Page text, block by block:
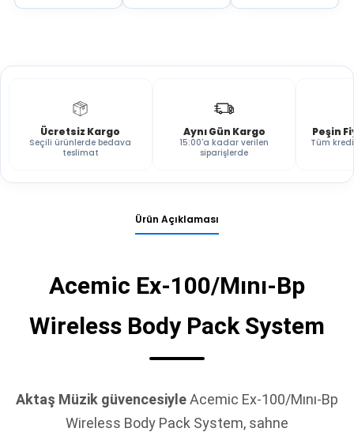
Ücretsiz Kargo
Seçili ürünlerde bedava
teslimat
Aynı Gün Kargo
15:00'a kadar verilen
siparişlerde
Peşin
Tüm
Ürün Açıklaması
Acemic Ex-100/Mını-Bp
Wireless Body Pack System
Aktaş Müzik güvencesiyleAcemic Ex-100/Mını-Bp
Wireless Body Pack System, sahne